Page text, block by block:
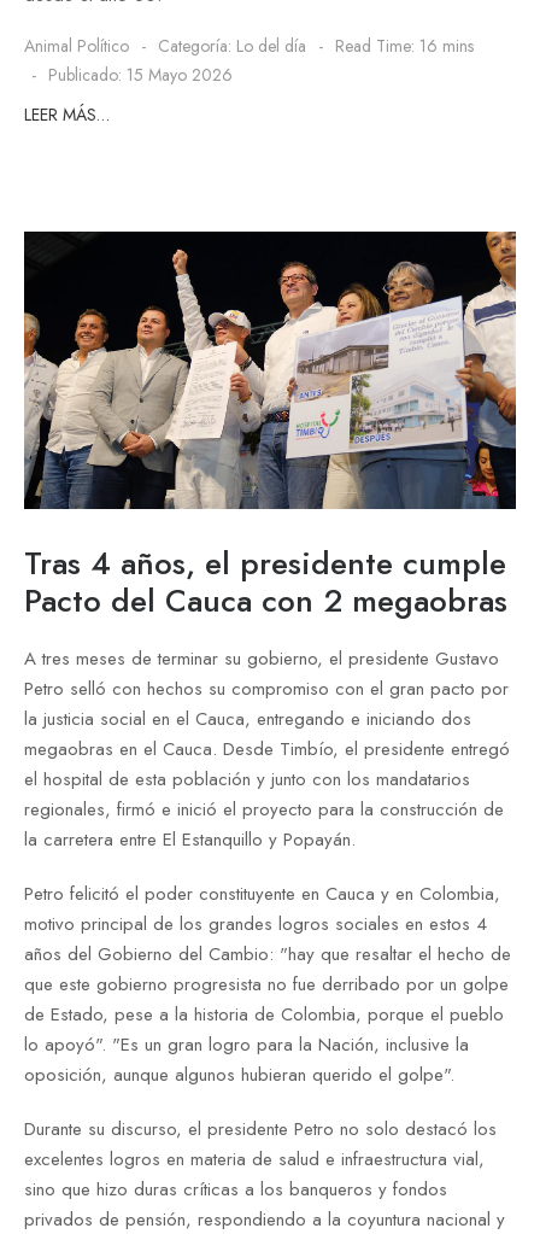
Animal Político Categoría: Lo del día
Read Time: 16 mins
Publicado: 15 Mayo 2026
LEER MÁS…
Tras 4 años, el presidente cumple
Pacto del Cauca con 2 megaobras
A tres meses de terminar su gobierno, el presidente Gustavo
Petro selló con hechos su compromiso con el gran pacto por
la justicia social en el Cauca, entregando e iniciando dos
megaobras en el Cauca. Desde Timbío, el presidente entregó
el hospital de esta población y junto con los mandatarios
regionales, firmó e inició el proyecto para la construcción de
la carretera entre El Estanquillo y Popayán.
Petro felicitó el poder constituyente en Cauca y en Colombia,
motivo principal de los grandes logros sociales en estos 4
años del Gobierno del Cambio: "hay que resaltar el hecho de
que este gobierno progresista no fue derribado por un golpe
de Estado, pese a la historia de Colombia, porque el pueblo
lo apoyó". "Es un gran logro para la Nación, inclusive la
oposición, aunque algunos hubieran querido el golpe".
Durante su discurso, el presidente Petro no solo destacó los
excelentes logros en materia de salud e infraestructura vial,
sino que hizo duras críticas a los banqueros y fondos
privados de pensión, respondiendo a la coyuntura nacional y